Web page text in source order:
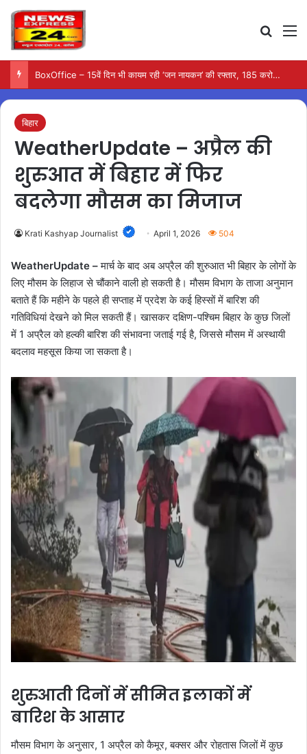
BoxOffice – 15वें दिन भी कायम रही ‘जन नायकन’ की रफ्तार, 185 करोड़ के पार पहुंची कमाई…
बिहार
WeatherUpdate – अप्रैल की
शुरुआत में बिहार में फिर
बदलेगा मौसम का मिजाज
Krati Kashyap Journalist April 1, 2026 504
WeatherUpdate –मार्च के बाद अब अप्रैल की शुरुआत भी बिहार के लोगों के
लिए मौसम के लिहाज से चौंकाने वाली हो सकती है। मौसम विभाग के ताजा अनुमान
बताते हैं कि महीने के पहले ही सप्ताह में प्रदेश के कई हिस्सों में बारिश की
गतिविधियां देखने को मिल सकती हैं। खासकर दक्षिण-पश्चिम बिहार के कुछ जिलों
में 1 अप्रैल को हल्की बारिश की संभावना जताई गई है, जिससे मौसम में अस्थायी
बदलाव महसूस किया जा सकता है।
शुरुआती दिनों में सीमित इलाकों में
बारिश के आसार
मौसम विभाग के अनुसार, 1 अप्रैल को कैमूर, बक्सर और रोहतास जिलों में कुछ